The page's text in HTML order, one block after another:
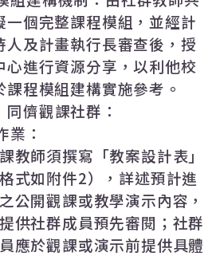
一個完整課程模組，並經計
人及計畫執行長審查後，授
心進行資源分享，以利他校
課程模組建構實施參考。
同儕觀課社群：
業：
教師須撰寫「教案設計表」
格式如附件2），詳述預計進
公開觀課或教學演示內容，
供社群成員預先審閱；社群
應於觀課或演示前提供具體